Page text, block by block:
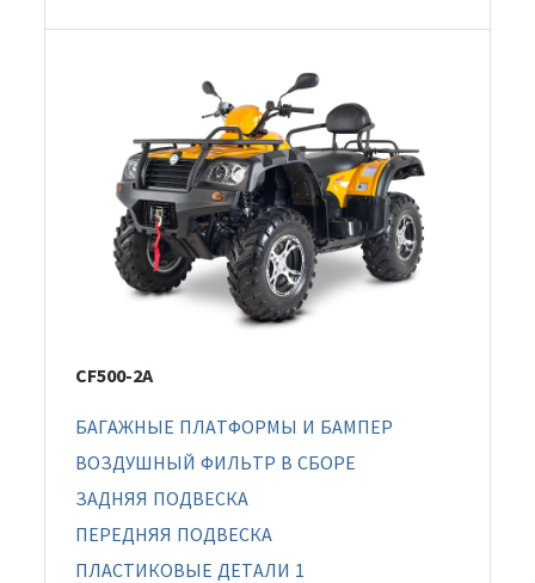
CF500-2A
БАГАЖНЫЕ ПЛАТФОРМЫ И БАМПЕР
ВОЗДУШНЫЙ ФИЛЬТР В СБОРЕ
ЗАДНЯЯ ПОДВЕСКА
ПЕРЕДНЯЯ ПОДВЕСКА
ПЛАСТИКОВЫЕ ДЕТАЛИ 1